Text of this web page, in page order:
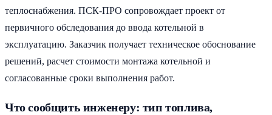
теплоснабжения. ПСК-ПРО сопровождает проект от
первичного обследования до ввода котельной в
эксплуатацию. Заказчик получает техническое обоснование
решений, расчет стоимости монтажа котельной и
согласованные сроки выполнения работ.
Что сообщить инженеру: тип топлива,